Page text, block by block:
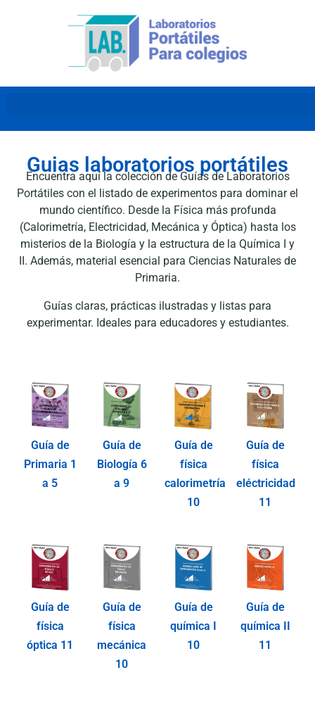
Guias laboratorios portátiles
Encuentra aquí la colección de Guías de Laboratorios
Portátiles con el listado de experimentos para dominar el
mundo científico. Desde la Física más profunda
(Calorimetría, Electricidad, Mecánica y Óptica) hasta los
misterios de la Biología y la estructura de la Química I y
II. Además, material esencial para Ciencias Naturales de
Primaria.
Guías claras, prácticas ilustradas y listas para
experimentar. Ideales para educadores y estudiantes.
Guía de
Primaria 1
a 5
Guía de
Biología 6
a 9
Guía de
física
calorimetría
10
Guía de
física
eléctricidad
11
Guía de
física
óptica 11
Guía de
física
mecánica
10
Guía de
química I
10
Guía de
química II
11